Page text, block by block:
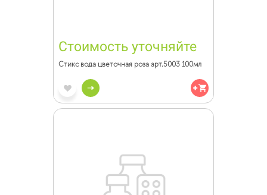
Стоимость уточняйте
Стикс вода цветочная роза арт.5003 100мл